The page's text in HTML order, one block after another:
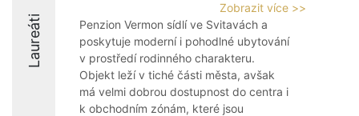
Laureáti
Zobrazit více >>
Penzion Vermon sídlí ve Svitavách a
poskytuje moderní i pohodlné ubytování
v prostředí rodinného charakteru.
Objekt leží v tiché části města, avšak
má velmi dobrou dostupnost do centra i
k obchodním zónám, které jsou